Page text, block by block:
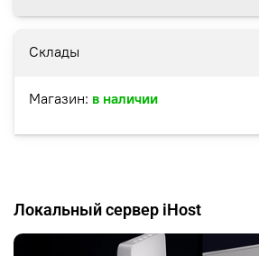
Склады
Магазин: в наличии
Локальный сервер iHost